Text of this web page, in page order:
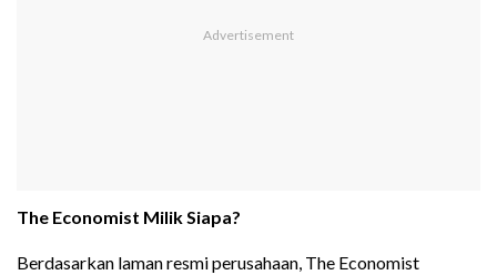
The Economist Milik Siapa?
Berdasarkan laman resmi perusahaan, The Economist